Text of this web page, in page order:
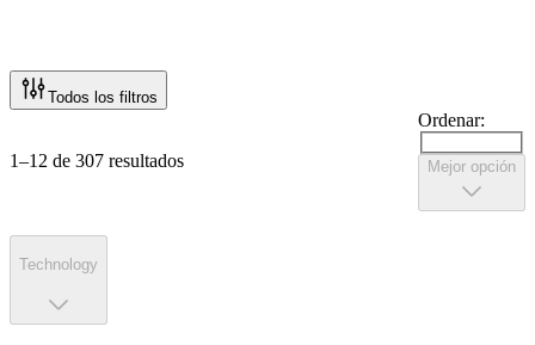
Todos los filtros
1–12 de 307 resultados
Ordenar:
Mejor opción
Technology